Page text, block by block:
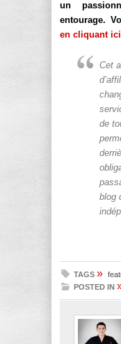
un
entourage.
en cliquant ici
Cet
de
blog
TAGS »
POSTED IN